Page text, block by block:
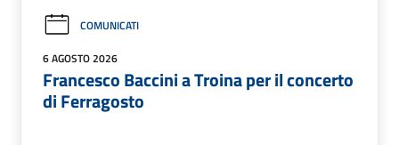
COMUNICATI
6 AGOSTO 2026
Francesco Baccini a Troina per il concerto
di Ferragosto